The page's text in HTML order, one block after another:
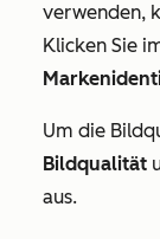
verwenden,
Klicken Sie
Um die
Bildqualität
aus.